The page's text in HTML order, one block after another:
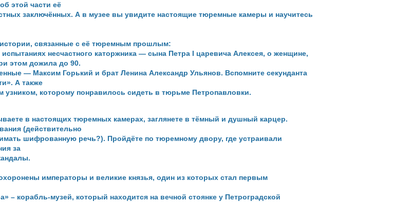
этой части её
заключённых. А в музее вы увидите настоящие тюремные камеры и научитесь
связанные с её тюремным прошлым:
несчастного каторжника — сына Петра I царевича Алексея, о женщине,
этом дожила до 90.
— Максим Горький и брат Ленина Александр Ульянов. Вспомните секунданта
А также
узником, которому понравилось сидеть в тюрьме Петропавловки.
в настоящих тюремных камерах, заглянете в тёмный и душный карцер.
(действительно
шифрованную речь?). Пройдёте по тюремному двору, где устраивали
за
императоры и великие князья, один из которых стал первым
– корабль-музей, который находится на вечной стоянке у Петроградской